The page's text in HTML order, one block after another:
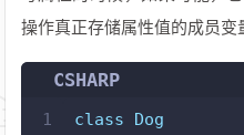
操作真正存储属性值的成员变
CSHARP
1
class
Dog